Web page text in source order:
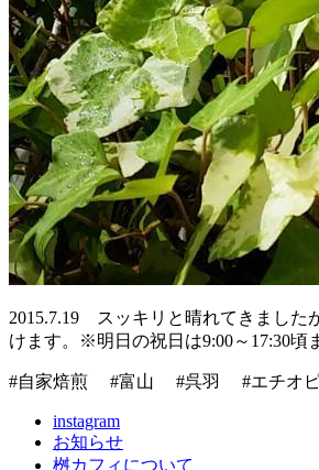
2015.7.19 スッキリと晴れてきました
けます。※明日の祝日は9:00～17:30頃
#自家焙煎 #富山 #呉羽 #エチオ
instagram
お知らせ
桝カフィについて